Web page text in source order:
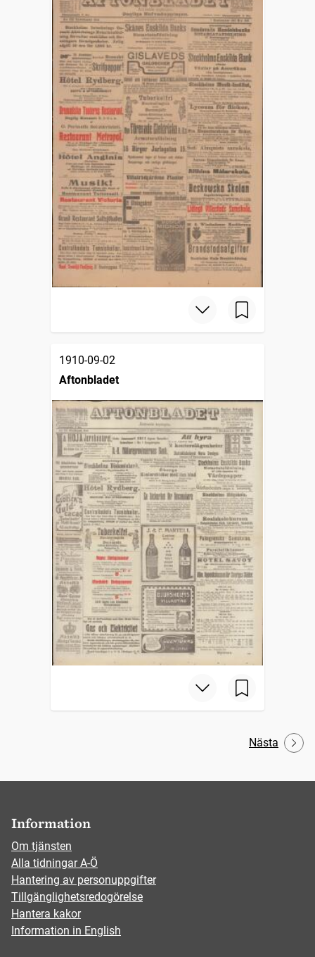
1910-09-02
Aftonbladet
Nästa
Information
Om tjänsten
Alla tidningar A-Ö
Hantering av personuppgifter
Tillgänglighetsredogörelse
Hantera kakor
Information in English